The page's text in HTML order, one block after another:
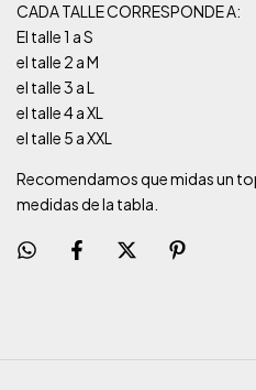
CADA TALLE CORRESPONDE A:
El talle 1 a S
el talle 2 a M
el talle 3 a L
el talle 4 a XL
el talle 5 a XXL
Recomendamos que midas un
medidas de la tabla.